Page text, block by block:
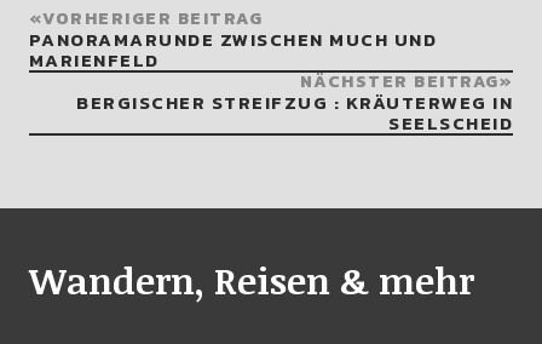
VORHERIGER BEITRAG
PANORAMARUNDE ZWISCHEN MUCH UND
MARIENFELD
NÄCHSTER BEITRAG
BERGISCHER STREIFZUG : KRÄUTERWEG IN
SEELSCHEID
Wandern, Reisen & mehr